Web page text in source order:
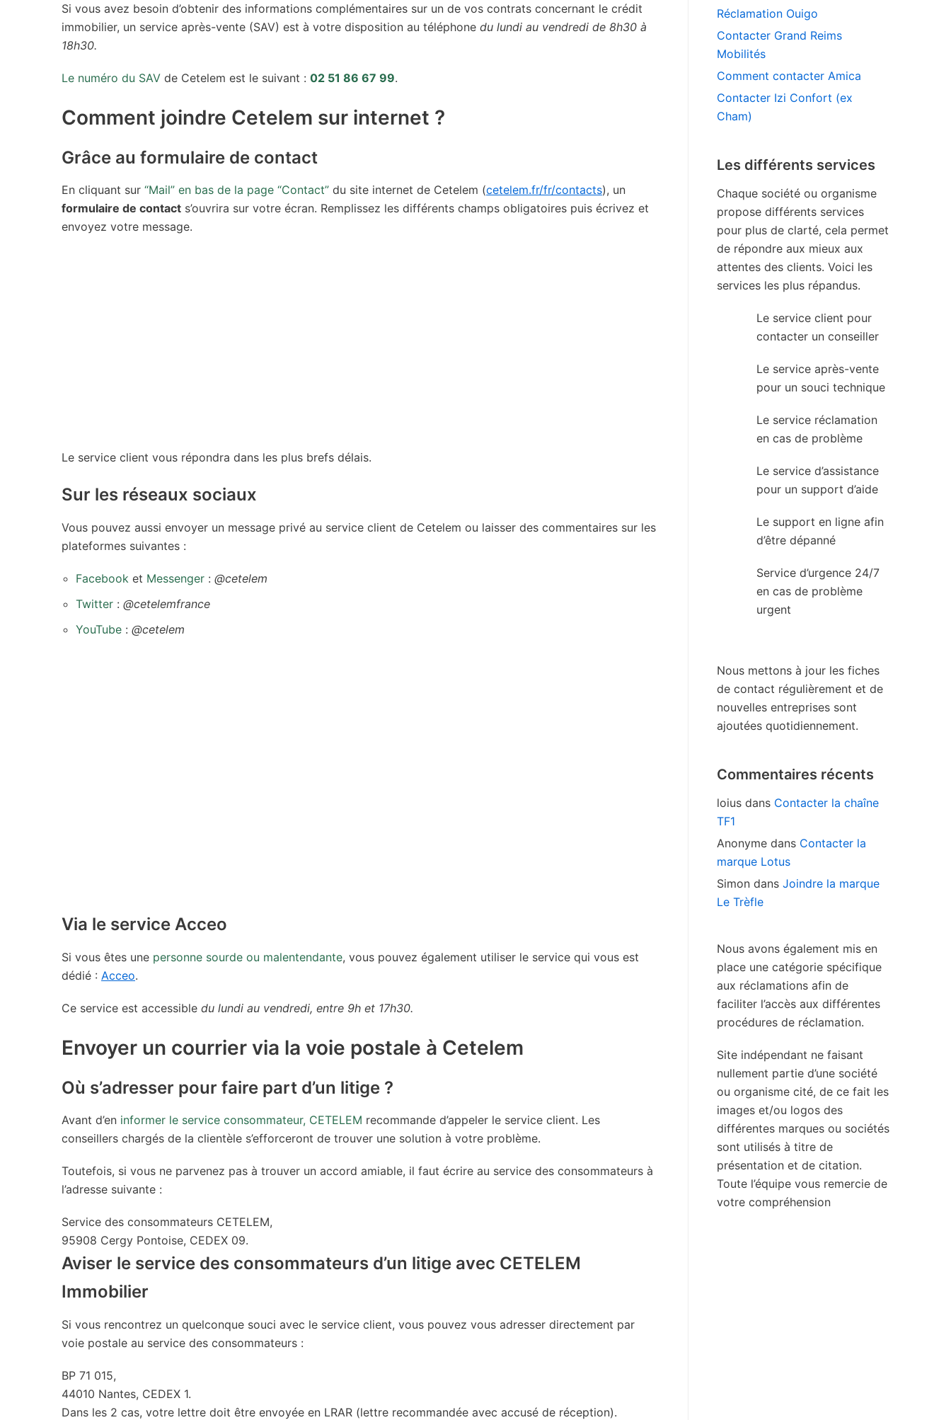
Si vous avez besoin d’obtenir des informations complémentaires sur un de vos contrats concernant le crédit
immobilier, un service après-vente (SAV) est à votre disposition au téléphone du lundi au vendredi de 8h30 à
18h30.
Le numéro du SAV de Cetelem est le suivant : 02 51 86 67 99.
Comment joindre Cetelem sur internet ?
Grâce au formulaire de contact
En cliquant sur “Mail” en bas de la page “Contact” du site internet de Cetelem (cetelem.fr/fr/contacts), un
formulaire de contact s’ouvrira sur votre écran. Remplissez les différents champs obligatoires puis écrivez et
envoyez votre message.
Le service client vous répondra dans les plus brefs délais.
Sur les réseaux sociaux
Vous pouvez aussi envoyer un message privé au service client de Cetelem ou laisser des commentaires sur les
plateformes suivantes :
Facebook et Messenger : @cetelem
Twitter : @cetelemfrance
YouTube : @cetelem
Via le service Acceo
Si vous êtes une personne sourde ou malentendante, vous pouvez également utiliser le service qui vous est
dédié : Acceo.
Ce service est accessible du lundi au vendredi, entre 9h et 17h30.
Envoyer un courrier via la voie postale à Cetelem
Où s’adresser pour faire part d’un litige ?
Avant d’en informer le service consommateur, CETELEM recommande d’appeler le service client. Les
conseillers chargés de la clientèle s’efforceront de trouver une solution à votre problème.
Toutefois, si vous ne parvenez pas à trouver un accord amiable, il faut écrire au service des consommateurs à
l’adresse suivante :
Service des consommateurs CETELEM,
95908 Cergy Pontoise, CEDEX 09.
Aviser le service des consommateurs d’un litige avec CETELEM
Immobilier
Si vous rencontrez un quelconque souci avec le service client, vous pouvez vous adresser directement par
voie postale au service des consommateurs :
BP 71 015,
44010 Nantes, CEDEX 1.
Dans les 2 cas, votre lettre doit être envoyée en LRAR (lettre recommandée avec accusé de réception).
Réclamation Ouigo
Contacter Grand Reims
Mobilités
Comment contacter Amica
Contacter Izi Confort (ex
Cham)
Les différents services
Chaque société ou organisme
propose différents services
pour plus de clarté, cela permet
de répondre aux mieux aux
attentes des clients. Voici les
services les plus répandus.
Le service client pour
contacter un conseiller
Le service après-vente
pour un souci technique
Le service réclamation
en cas de problème
Le service d’assistance
pour un support d’aide
Le support en ligne afin
d’être dépanné
Service d’urgence 24/7
en cas de problème
urgent
Nous mettons à jour les fiches
de contact régulièrement et de
nouvelles entreprises sont
ajoutées quotidiennement.
Commentaires récents
loius dans Contacter la chaîne
TF1
Anonyme dans Contacter la
marque Lotus
Simon dans Joindre la marque
Le Trèfle
Nous avons également mis en
place une catégorie spécifique
aux réclamations afin de
faciliter l’accès aux différentes
procédures de réclamation.
Site indépendant ne faisant
nullement partie d’une société
ou organisme cité, de ce fait les
images et/ou logos des
différentes marques ou sociétés
sont utilisés à titre de
présentation et de citation.
Toute l’équipe vous remercie de
votre compréhension